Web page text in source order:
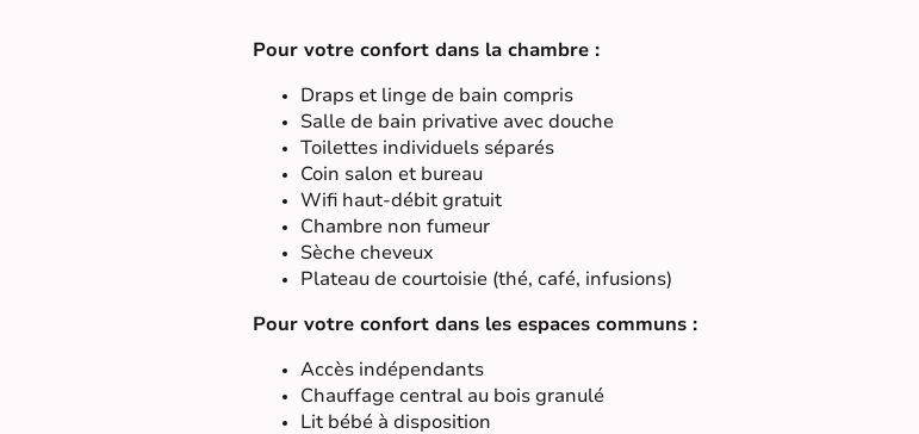
Pour votre confort dans la chambre :
Draps et linge de bain compris
Salle de bain privative avec douche
Toilettes individuels séparés
Coin salon et bureau
Wifi haut-débit gratuit
Chambre non fumeur
Sèche cheveux
Plateau de courtoisie (thé, café, infusions)
Pour votre confort dans les espaces communs :
Accès indépendants
Chauffage central au bois granulé
Lit bébé à disposition